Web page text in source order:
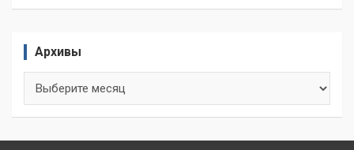
Архивы